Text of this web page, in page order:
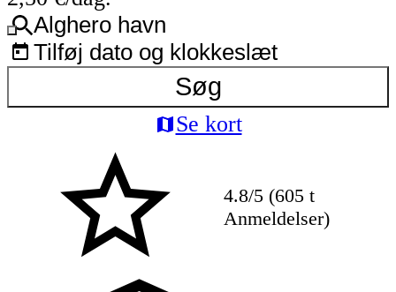
Alghero havn
Tilføj dato og klokkeslæt
Søg
Se kort
4.8/5 (605 t
Anmeldelser)